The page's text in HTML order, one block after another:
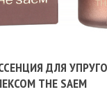
ДЛЯ
THE SAEM